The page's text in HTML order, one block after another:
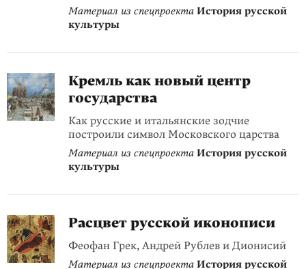
Материал из спецпроекта История русской
культуры
Кремль как новый центр
государства
Как русские и итальянские зодчие
построили символ Московского царства
Материал из спецпроекта История русской
культуры
Расцвет русской иконописи
Феофан Грек, Андрей Рублев и Дионисий
Материал из спецпроекта История русской